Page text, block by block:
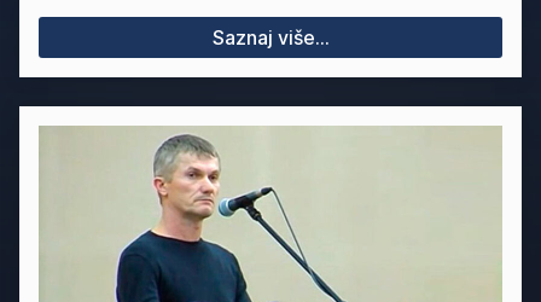
Saznaj više...